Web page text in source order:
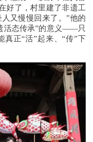
好了，村里建了非遗工
又慢慢回来了。”他的
活态传承”的意义——只
正“活”起来、“传”下